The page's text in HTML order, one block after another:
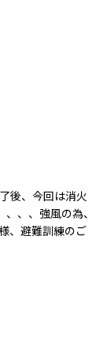
後、今回は消火
、、強風の為、
、避難訓練のご